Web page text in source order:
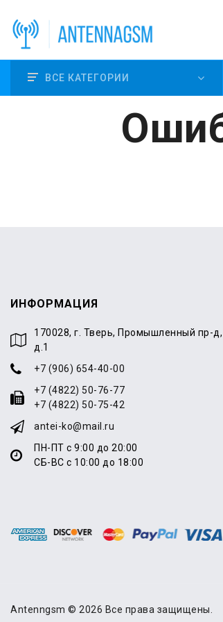
ВСЕ КАТЕГОРИИ
ИНФОРМАЦИЯ
170028, г. Тверь, Промышленный пр-д,
д.1
+7 (906) 654-40-00
+7 (4822) 50-76-77
+7 (4822) 50-75-42
antei-ko@mail.ru
ПН-ПТ с 9:00 до 20:00
СБ-ВС с 10:00 до 18:00
Antenngsm © 2026 Все права защищены.